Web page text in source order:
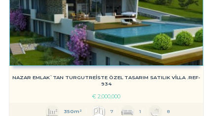
NAZAR EMLAK`TAN TURGUTREİSTE ÖZEL TASARIM SATILIK VİLLA .REF-
934
€ 2,000,000
350m² 7 1 8